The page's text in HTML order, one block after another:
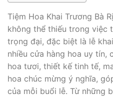
Tiệm Hoa Khai Trương Bà
không thể thiếu trong việc
trọng đại, đặc biệt là lễ
nhiều cửa hàng hoa uy tín,
hoa tươi, thiết kế tinh tế,
hoa chúc mừng ý nghĩa,
của mỗi buổi lễ. Từ những